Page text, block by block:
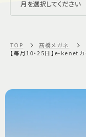
TOP
髙橋メガネ
【毎月10・25日】e-kenet